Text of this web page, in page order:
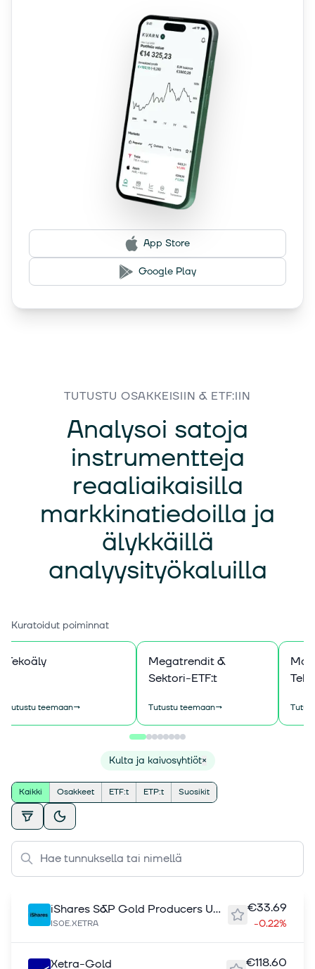
App Store
Google Play
TUTUSTU OSAKKEISIIN & ETF:IIN
Analysoi satoja
instrumentteja
reaaliaikaisilla
markkinatiedoilla ja
älykkäillä
analyysityökaluilla
Kuratoidut poiminnat
Tekoäly
Tutustu teemaan→
Megatrendit &
Sektori-ETF:t
Tutustu teemaan→
Kulta ja kaivosyhtiöt×
Kaikki Osakkeet ETF:t ETP:t Suosikit
iShares S&P Gold Producers UCITS
IS0E.XETRA
€33.69
-0.22%
Xetra-Gold €118.60